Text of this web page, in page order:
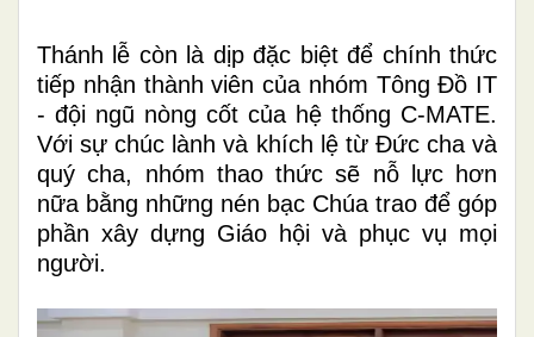
Thánh lễ còn là dịp đặc biệt để chính thức
tiếp nhận thành viên của nhóm Tông Đồ IT
- đội ngũ nòng cốt của hệ thống C-MATE.
Với sự chúc lành và khích lệ từ Đức cha và
quý cha, nhóm thao thức sẽ nỗ lực hơn
nữa bằng những nén bạc Chúa trao để góp
phần xây dựng Giáo hội và phục vụ mọi
người.